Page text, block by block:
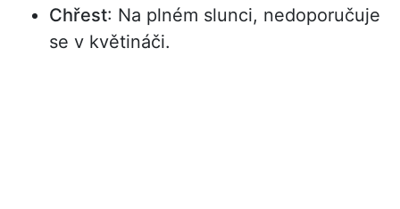
Chřest: Na plném slunci, nedoporučuje
se v květináči.